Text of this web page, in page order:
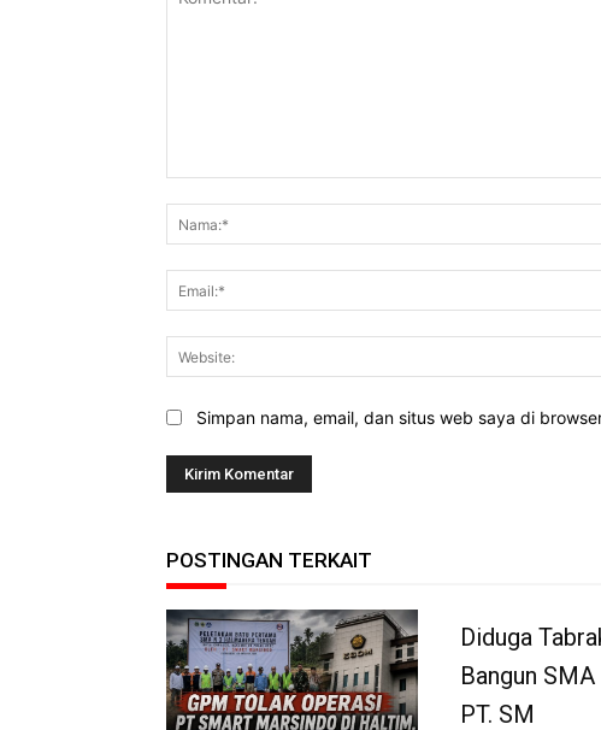
Simpan nama, email, dan situs web saya di
POSTINGAN TERKAIT
Diduga
Bangun
PT. SM